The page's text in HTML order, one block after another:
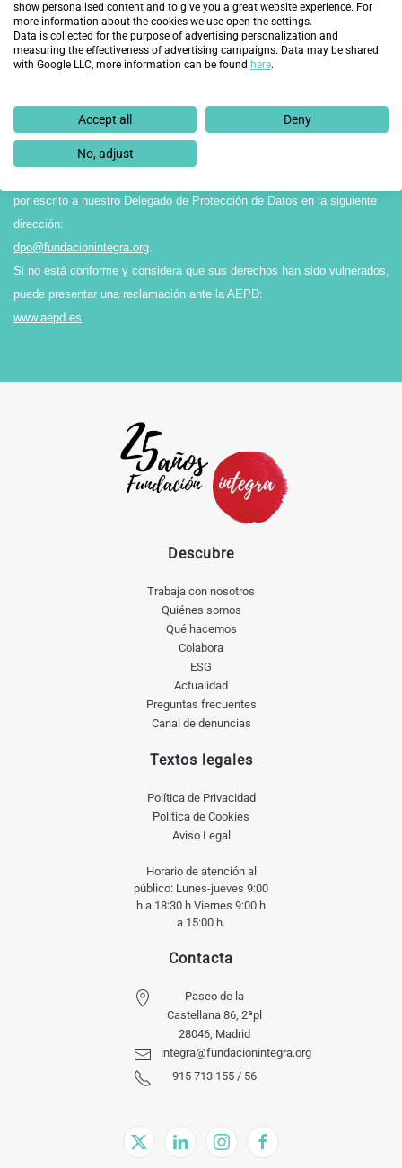
tratados con la finalidad de gestionar su solicitud.
La legitimación para el tratamiento de sus datos reside en el
consentimiento expreso por parte del interesado/a, y éstos no serán
sus datos no serán objeto de transferencias internacionales ni perfilado.
Finalmente, le recordamos que puede ejercitar sus derechos de acceso,
rectificación, supresión, limitación o portabilidad, entre otros reconocidos
por escrito a nuestro Delegado de Protección de Datos en la siguiente
dirección:
dpo@fundacionintegra.org
Si no está conforme y considera que sus derechos han sido vulnerados,
puede presentar una reclamación ante la AEPD:
www.aepd.es
Descubre
Trabaja con nosotros
Quiénes somos
Qué hacemos
Colabora
ESG
Actualidad
Preguntas frecuentes
Canal de denuncias
Textos legales
Política de Privacidad
Política de Cookies
Aviso Legal
Horario de atención al
público: Lunes-jueves 9:00
h a 18:30 h Viernes 9:00 h
a 15:00 h.
Contacta
Paseo de la
Castellana 86, 2ªpl
28046, Madrid
integra@fundacionintegra.org
915 713 155 / 56
show personalised content and to give you a great website experience. For
more information about the cookies we use open the settings.
Data is collected for the purpose of advertising personalization and
measuring the effectiveness of advertising campaigns. Data may be shared
with Google LLC, more information can be found here.
Accept all Deny
No, adjust